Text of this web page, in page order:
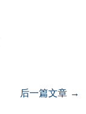
后一篇文章 →